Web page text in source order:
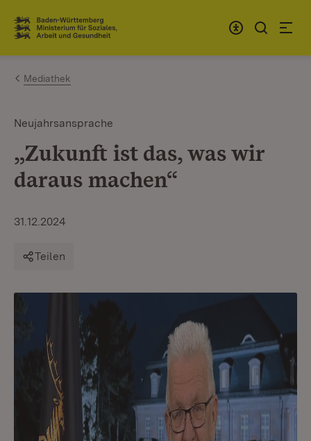
Zum Inhalt springen
Link zur Startseite
Mediathek
Neujahrsansprache
„Zukunft ist das, was wir
daraus machen“
31.12.2024
Teilen